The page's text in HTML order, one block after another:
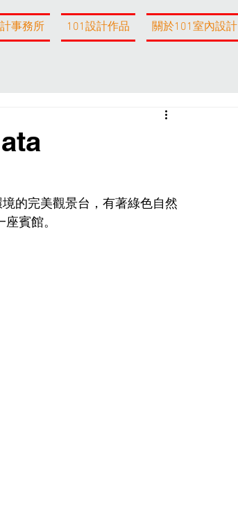
事務所 101設計作品 關於101室內設計
的完美觀景台，有著綠色自然
賓館。